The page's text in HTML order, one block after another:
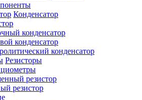
Конденсатор
конденсатор
конденсатор
конденсатор
Резисторы
резистор
резистор